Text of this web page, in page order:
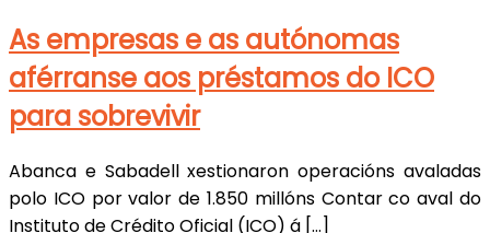
As empresas e as autónomas
aférranse aos préstamos do ICO
para sobrevivir
Abanca e Sabadell xestionaron operacións avaladas
polo ICO por valor de 1.850 millóns Contar co aval do
Instituto de Crédito Oficial (ICO) á […]